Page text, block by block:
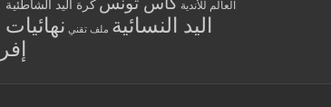
العالم للأندية
كرة اليد الشاطئية
اليد النسائية ملف تقني